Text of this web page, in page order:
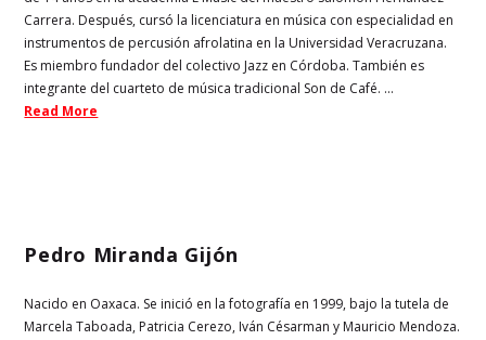
Carrera. Después, cursó la licenciatura en música con especialidad en
instrumentos de percusión afrolatina en la Universidad Veracruzana.
Es miembro fundador del colectivo Jazz en Córdoba. También es
integrante del cuarteto de música tradicional Son de Café. ...
Read More
Pedro Miranda Gijón
Nacido en Oaxaca. Se inició en la fotografía en 1999, bajo la tutela de
Marcela Taboada, Patricia Cerezo, Iván Césarman y Mauricio Mendoza.